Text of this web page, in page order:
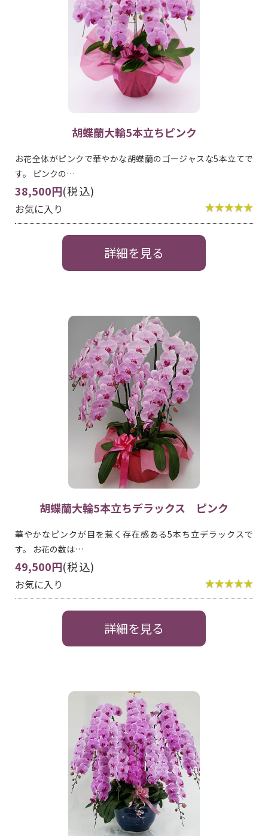
胡蝶蘭大輪5本立ちピンク
お花全体がピンクで華やかな胡蝶蘭のゴージャスな5本立てで
す。 ピンクの…
38,500円(税込)
お気に入り
詳細を見る
胡蝶蘭大輪5本立ちデラックス ピンク
華やかなピンクが目を惹く存在感ある5本ち立デラックスで
す。 お花の数は…
49,500円(税込)
お気に入り
詳細を見る